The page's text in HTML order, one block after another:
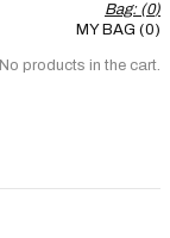
Bag: (0)
MY BAG (0)
No products in the cart.